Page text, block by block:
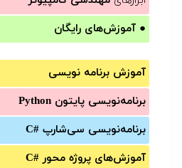
● آموزش‌های رایگان
آموزش برنامه نویسی
برنامه‌نویسی پایتون Python
برنامه‌‌نویسی سی‌شارپ C#‎
آموزش‌های پروژه محور #C